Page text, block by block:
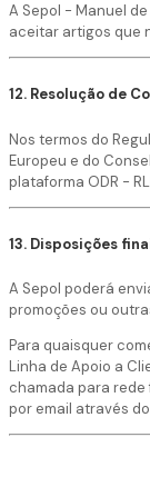
A Sepol - Manuel
aceitar artigos que
12. Resolução de
Nos termos do
Europeu e do
plataforma ODR -
13. Disposições
A Sepol poderá
promoções ou
Para quaisquer
Linha de Apoio a
chamada para rede
por email através